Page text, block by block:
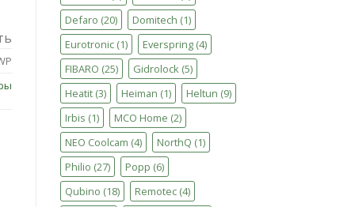
Defaro (20) Domitech (1)
Eurotronic (1) Everspring (4)
FIBARO (25) Gidrolock (5)
Heatit (3) Heiman (1) Heltun (9)
Irbis (1) MCO Home (2)
NEO Coolcam (4) NorthQ (1)
Philio (27) Popp (6)
Qubino (18) Remotec (4)